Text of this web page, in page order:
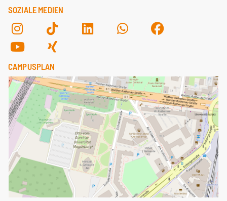
SOZIALE MEDIEN
CAMPUSPLAN